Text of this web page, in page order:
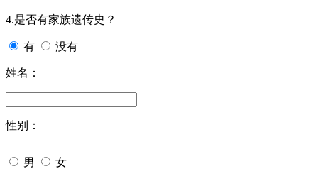
4.是否有家族遗传史？
有 没有
姓名：
性别：
男 女